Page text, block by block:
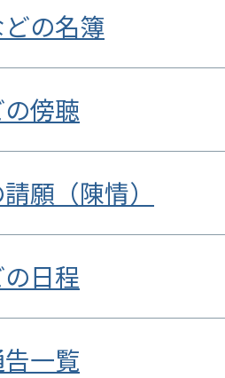
の名簿
傍聴
願（陳情）
日程
一覧